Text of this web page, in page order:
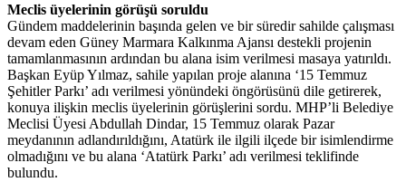
Meclis üyelerinin görüşü soruldu
Gündem maddelerinin başında gelen ve bir süredir sahilde çalışması
devam eden Güney Marmara Kalkınma Ajansı destekli projenin
tamamlanmasının ardından bu alana isim verilmesi masaya yatırıldı.
Başkan Eyüp Yılmaz, sahile yapılan proje alanına ‘15 Temmuz
Şehitler Parkı’ adı verilmesi yönündeki öngörüsünü dile getirerek,
konuya ilişkin meclis üyelerinin görüşlerini sordu. MHP’li Belediye
Meclisi Üyesi Abdullah Dindar, 15 Temmuz olarak Pazar
meydanının adlandırıldığını, Atatürk ile ilgili ilçede bir isimlendirme
olmadığını ve bu alana ‘Atatürk Parkı’ adı verilmesi teklifinde
bulundu.